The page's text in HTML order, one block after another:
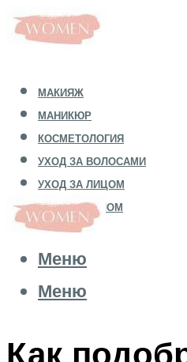
МАКИЯЖ
МАНИКЮР
КОСМЕТОЛОГИЯ
УХОД ЗА ВОЛОСАМИ
УХОД ЗА ЛИЦОМ
УХОД ЗА ТЕЛОМ
Меню
Меню
Как